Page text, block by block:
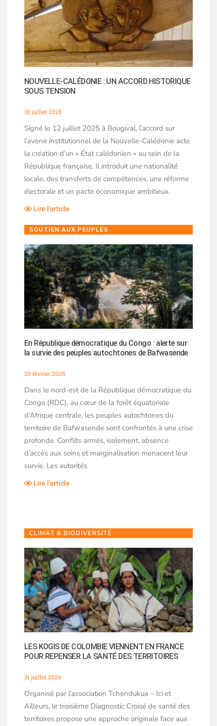
NOUVELLE-CALÉDONIE : UN ACCORD HISTORIQUE
SOUS TENSION
18 juillet 2025
Signé le 12 juillet 2025 à Bougival, l’accord sur
l’avenir institutionnel de la Nouvelle-Calédonie acte
la création d’un « État calédonien » au sein de la
République française. Il introduit une nationalité
locale, des transferts de compétences, une réforme
électorale et un pacte économique ambitieux.
Lire l'article
SOUTIEN AUX PEUPLES
En République démocratique du Congo : alerte sur
la survie des peuples autochtones de Bafwasende
20 février 2026
Dans le nord-est de la République démocratique du
Congo (RDC), au cœur de la forêt équatoriale
d’Afrique centrale, les peuples autochtones du
territoire de Bafwasende sont confrontés à une crise
profonde. Conflits armés, isolement, absence
d’accès aux soins et marginalisation menacent leur
survie. Les autorités
Lire l'article
CLIMAT & BIODIVERSITÉ
LES KOGIS DE COLOMBIE VIENNENT EN FRANCE
POUR REPENSER LA SANTÉ DES TERRITOIRES
31 juillet 2026
Organisé par l’association Tchendukua – Ici et
Ailleurs, le troisième Diagnostic Croisé de santé des
territoires propose une approche originale face aux